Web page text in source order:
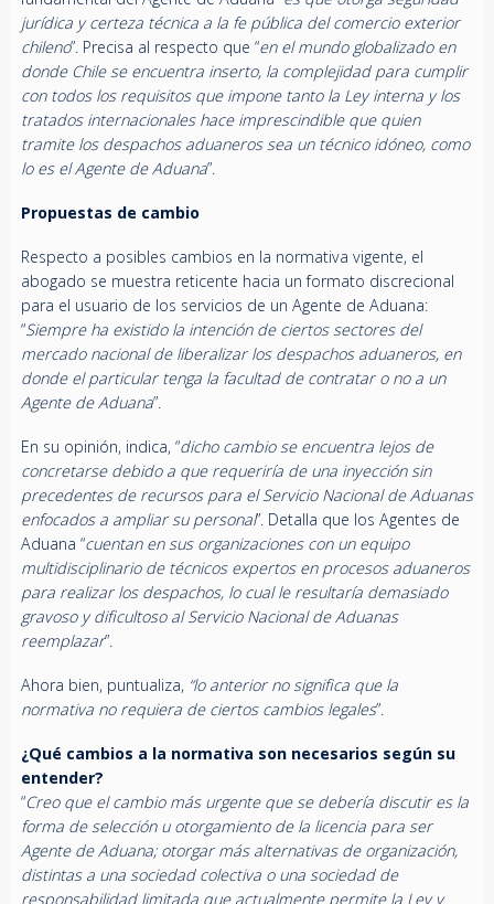
jurídica y certeza técnica a la fe pública del comercio exterior
chileno”. Precisa al respecto que “en el mundo globalizado en
donde Chile se encuentra inserto, la complejidad para cumplir
con todos los requisitos que impone tanto la Ley interna y los
tratados internacionales hace imprescindible que quien
tramite los despachos aduaneros sea un técnico idóneo, como
lo es el Agente de Aduana”.
Propuestas de cambio
Respecto a posibles cambios en la normativa vigente, el
abogado se muestra reticente hacia un formato discrecional
para el usuario de los servicios de un Agente de Aduana:
“Siempre ha existido la intención de ciertos sectores del
mercado nacional de liberalizar los despachos aduaneros, en
donde el particular tenga la facultad de contratar o no a un
Agente de Aduana”.
En su opinión, indica, “dicho cambio se encuentra lejos de
concretarse debido a que requeriría de una inyección sin
precedentes de recursos para el Servicio Nacional de Aduanas
enfocados a ampliar su personal”. Detalla que los Agentes de
Aduana “cuentan en sus organizaciones con un equipo
multidisciplinario de técnicos expertos en procesos aduaneros
para realizar los despachos, lo cual le resultaría demasiado
gravoso y dificultoso al Servicio Nacional de Aduanas
reemplazar”.
Ahora bien, puntualiza, “lo anterior no significa que la
normativa no requiera de ciertos cambios legales”.
¿Qué cambios a la normativa son necesarios según su
entender?
“Creo que el cambio más urgente que se debería discutir es la
forma de selección u otorgamiento de la licencia para ser
Agente de Aduana; otorgar más alternativas de organización,
distintas a una sociedad colectiva o una sociedad de
responsabilidad limitada que actualmente permite la Ley y